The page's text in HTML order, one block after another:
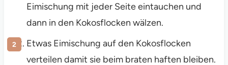
Eimischung mit jeder Seite eintauchen und
dann in den Kokosflocken wälzen.
Etwas Eimischung auf den Kokosflocken
verteilen damit sie beim braten haften bleiben.